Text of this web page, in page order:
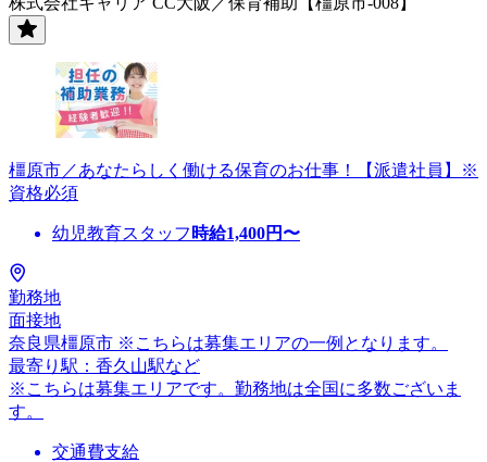
橿原市／あなたらしく働ける保育のお仕事！【派遣社員】※
資格必須
幼児教育スタッフ 時給1,400円〜
勤務地
面接地
奈良県橿原市 ※こちらは募集エリアの一例となります。
最寄り駅：香久山駅など
※こちらは募集エリアです。勤務地は全国に多数ございま
す。
交通費支給